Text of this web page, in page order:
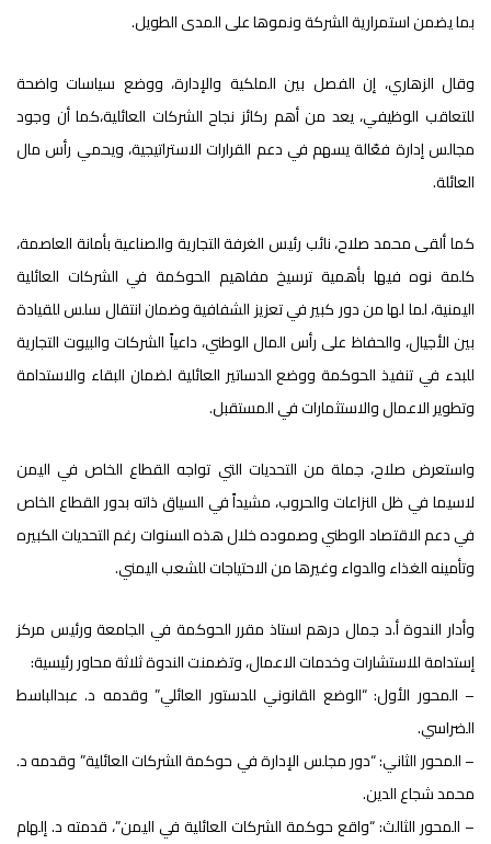
بما يضمن استمرارية الشركة ونموها على المدى الطويل.
وقال الزهاري، إن الفصل بين الملكية والإدارة، ووضع سياسات واضحة
للتعاقب الوظيفي، يعد من أهم ركائز نجاح الشركات العائلية،كما أن وجود
مجالس إدارة فعّالة يسهم في دعم القرارات الاستراتيجية، ويحمي رأس مال
العائلة.
كما ألقى محمد صلاح، نائب رئيس الغرفة التجارية والصناعية بأمانة العاصمة،
كلمة نوه فيها بأهمية ترسيخ مفاهيم الحوكمة في الشركات العائلية
اليمنية، لما لها من دور كبير في تعزيز الشفافية وضمان انتقال سلس للقيادة
بين الأجيال، والحفاظ على رأس المال الوطني، داعياً الشركات والبيوت التجارية
للبدء في تنفيذ الحوكمة ووضع الدساتير العائلية لضمان البقاء والاستدامة
وتطوير الاعمال والاستثمارات في المستقبل.
واستعرض صلاح، جملة من التحديات التي تواجه القطاع الخاص في اليمن
لاسيما في ظل النزاعات والحروب، مشيداً في السياق ذاته بدور القطاع الخاص
في دعم الاقتصاد الوطني وصموده خلال هذه السنوات رغم التحديات الكبيره
وتأمينه الغذاء والدواء وغيرها من الاحتياجات للشعب اليمني.
وأدار الندوة أ.د جمال درهم استاذ مقرر الحوكمة في الجامعة ورئيس مركز
إستدامة للاستشارات وخدمات الاعمال، وتضمنت الندوة ثلاثة محاور رئيسية:
– المحور الأول: “الوضع القانوني للدستور العائلي” وقدمه د. عبدالباسط
الضراسي.
– المحور الثاني: “دور مجلس الإدارة في حوكمة الشركات العائلية” وقدمه د.
محمد شجاع الدين.
– المحور الثالث: “واقع حوكمة الشركات العائلية في اليمن”، قدمته د. إلهام